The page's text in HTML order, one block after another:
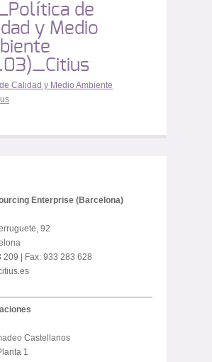
de
y Medio
Calidad y Medio Ambiente
Enterprise (Barcelona)
92
209 | Fax: 933 283 628
Castellanos
1